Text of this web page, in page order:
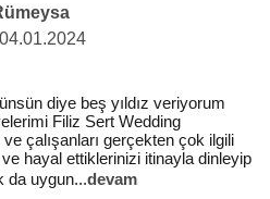
diye beş yıldız veriyorum
Filiz Sert Wedding
çalışanları gerçekten çok ilgili
hayal ettiklerinizi itinayla dinleyip
da uygun...devam